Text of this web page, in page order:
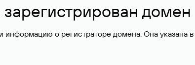
зарегистрирован домен
о регистраторе домена. Она указана